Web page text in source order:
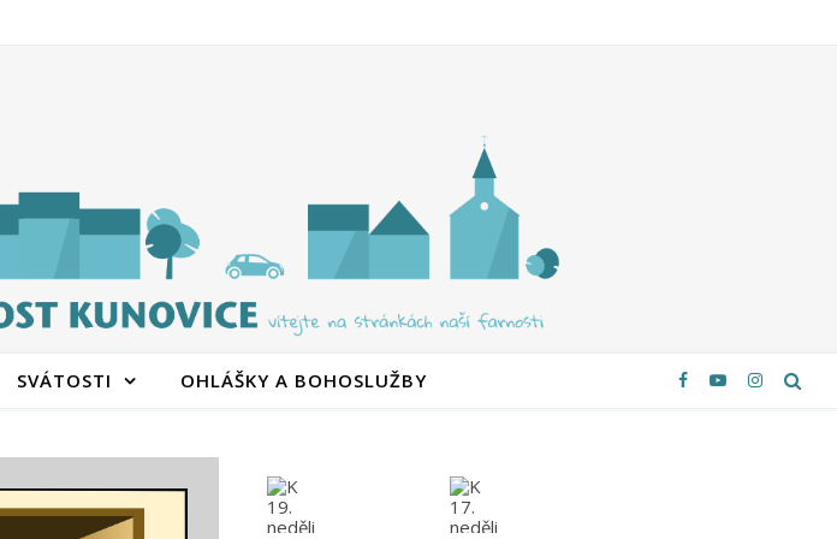
SVÁTOSTI OHLÁŠKY A BOHOSLUŽBY